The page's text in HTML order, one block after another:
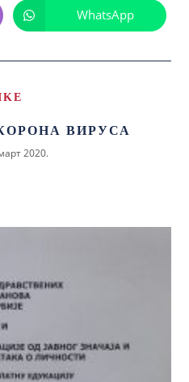
WhatsApp
ВИРУСА
2020.